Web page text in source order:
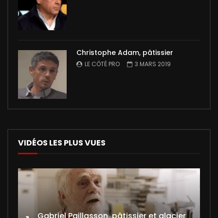
Christophe Adam, pâtissier
LE CÔTÉ PRO 3 MARS 2019
VIDÉOS LES PLUS VUES
Gabriel Paillasson, pâtissier et glacier